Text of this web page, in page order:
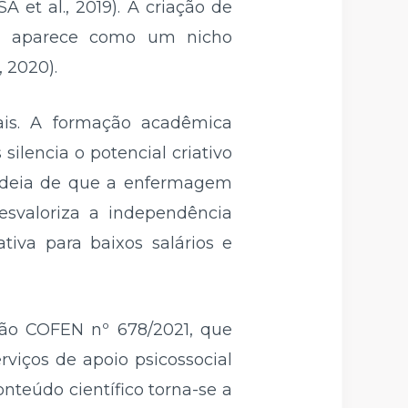
et al., 2019). A criação de
aparece como um nicho
2020).
A formação acadêmica
o potencial criativo
de que a enfermagem
a independência
para baixos salários e
COFEN nº 678/2021, que
de apoio psicossocial
científico torna-se a